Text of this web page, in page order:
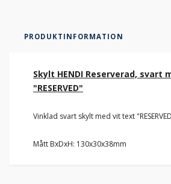
PRODUKTINFORMATION
Skylt HENDI Reserverad, svart
"RESERVED"
Vinklad svart skylt med vit text
Mått BxDxH: 130x30x38mm